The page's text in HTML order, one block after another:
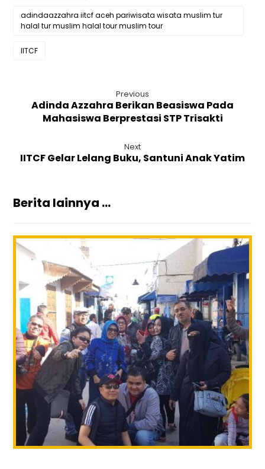
adindaazzahra iitcf aceh pariwisata wisata muslim tur
halal tur muslim halal tour muslim tour
IITCF
Previous
Adinda Azzahra Berikan Beasiswa Pada
Mahasiswa Berprestasi STP Trisakti
Next
IITCF Gelar Lelang Buku, Santuni Anak Yatim
Berita lainnya ...